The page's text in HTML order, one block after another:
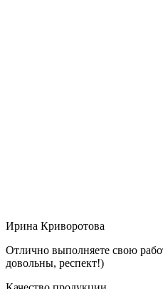
Ирина Криворотова
Отлично выполняете свою
довольны, респект!)